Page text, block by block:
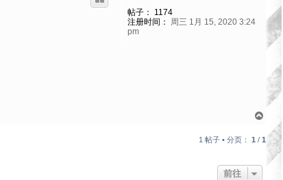
帖子：
1174
注册时间：
周三 1月 15, 2020 3:24
pm
1 帖子 • 分页： 1 / 1
前往